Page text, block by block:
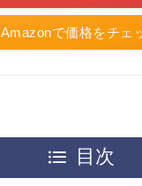
Amazonで価格をチェ
目次